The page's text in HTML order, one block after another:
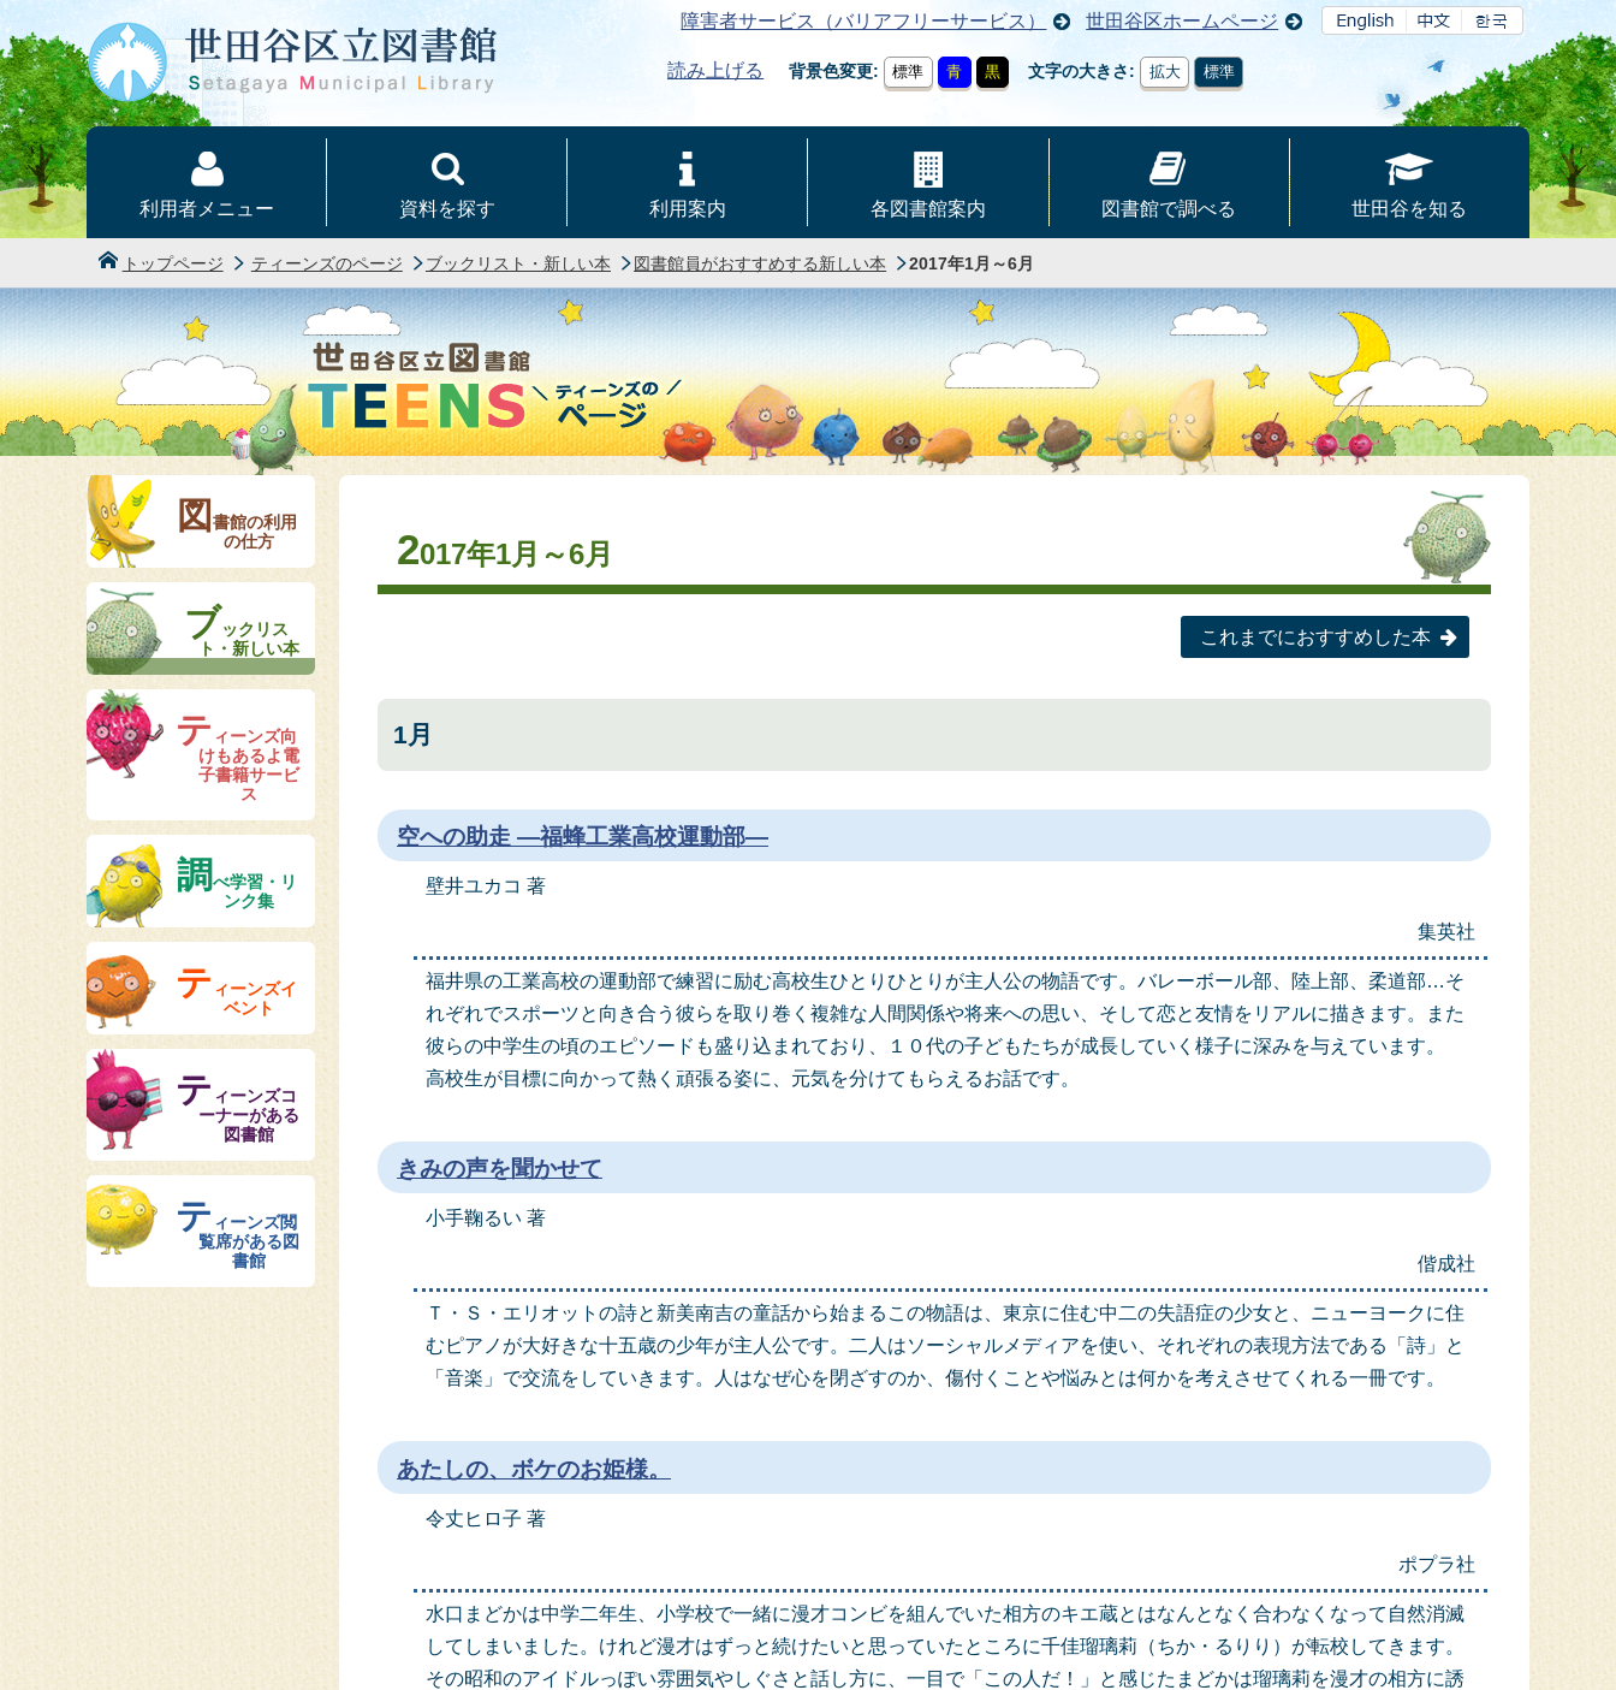
本文へ
障害者サービス（バリアフリーサービス） 世田谷区ホームページ
読み上げる 背景色変更 標準 青 黒 文字の大きさ 拡大 標準
利用者メニュー 資料を探す 利用案内 各図書館案内 図書館で調べる 世田谷を知る
トップページ ティーンズのページ ブックリスト・新しい本 図書館員がおすすめする新しい本 2017年1月～6月
2017年1月～6月
これまでにおすすめした本
1月
空への助走 ―福蜂工業高校運動部―
壁井ユカコ 著
集英社
福井県の工業高校の運動部で練習に励む高校生ひとりひとりが主人公の物語です。バレーボール部、陸上部、柔道部…そ
れぞれでスポーツと向き合う彼らを取り巻く複雑な人間関係や将来への思い、そして恋と友情をリアルに描きます。また
彼らの中学生の頃のエピソードも盛り込まれており、１０代の子どもたちが成長していく様子に深みを与えています。
高校生が目標に向かって熱く頑張る姿に、元気を分けてもらえるお話です。
きみの声を聞かせて
小手鞠るい 著
偕成社
Ｔ・Ｓ・エリオットの詩と新美南吉の童話から始まるこの物語は、東京に住む中二の失語症の少女と、ニューヨークに住
むピアノが大好きな十五歳の少年が主人公です。二人はソーシャルメディアを使い、それぞれの表現方法である「詩」と
「音楽」で交流をしていきます。人はなぜ心を閉ざすのか、傷付くことや悩みとは何かを考えさせてくれる一冊です。
あたしの、ボケのお姫様。
令丈ヒロ子 著
ポプラ社
水口まどかは中学二年生、小学校で一緒に漫才コンビを組んでいた相方のキエ蔵とはなんとなく合わなくなって自然消滅
してしまいました。けれど漫才はずっと続けたいと思っていたところに千佳瑠璃莉（ちか・るりり）が転校してきます。
その昭和のアイドルっぽい雰囲気やしぐさと話し方に、一目で「この人だ！」と感じたまどかは瑠璃莉を漫才の相方に誘
図 書館の利用
の仕方
ブックリス
ト・新しい本
テ ィーンズ向
けもあるよ電
子書籍サービ
ス
調べ学習・リ
ンク集
テ ィーンズイ
ベント
テ ィーンズコ
ーナーがある
図書館
テ ィーンズ閲
覧席がある図
書館